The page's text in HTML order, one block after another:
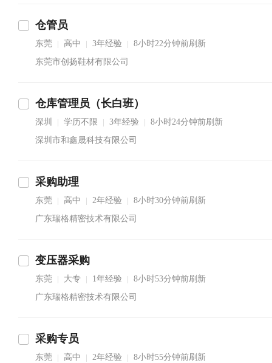
仓管员
东莞 高中 3年经验
8小时22分钟前刷新
东莞市创扬鞋材有限公司
仓库管理员（长白班）
深圳 学历不限 3年经验
8小时24分钟前刷新
深圳市和鑫晟科技有限公司
采购助理
东莞 高中 2年经验
8小时30分钟前刷新
广东瑞格精密技术有限公司
变压器采购
东莞 大专 1年经验
8小时53分钟前刷新
广东瑞格精密技术有限公司
采购专员
东莞 高中 2年经验
8小时55分钟前刷新